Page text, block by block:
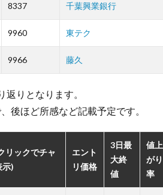
8337 千葉興業銀行
9960 東テク
9966 藤久
りとなります。
後ほど所感など記載予定です。
リックでチャ
示)
エント
リ価格
3日最
大終
値
値上
がり
率